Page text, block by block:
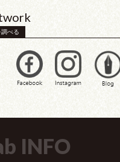
べる
INFO